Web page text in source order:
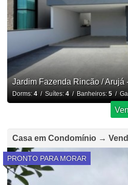
Jardim Fazenda Rincão / Arujá
Dorms: 4/ Suítes: 4/ Banheiros: 5/
Casa em Condomínio →
PRONTO PARA MORAR